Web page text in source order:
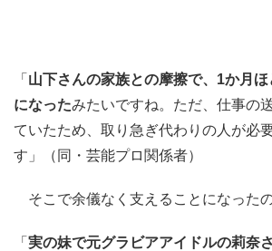
「 山下さんの家族との摩擦で、1か月
になったみたいですね。ただ、仕事の
ていたため、取り急ぎ代わりの人が必
す」（同・芸能プロ関係者）
そこで余儀なく支えることになったの
「 実の妹で元グラビアアイドルの莉奈